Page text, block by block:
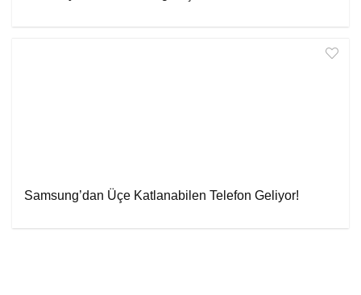
Samsung’dan Üçe Katlanabilen Telefon Geliyor!